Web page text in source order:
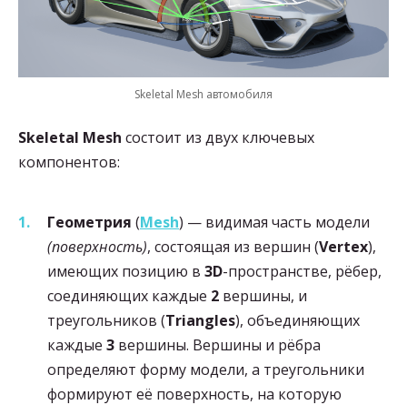
Skeletal Mesh автомобиля
Skeletal Mesh состоит из двух ключевых
компонентов:
Геометрия (Mesh) — видимая часть модели
(поверхность), состоящая из вершин (Vertex),
имеющих позицию в 3D-пространстве, рёбер,
соединяющих каждые 2 вершины, и
треугольников (Triangles), объединяющих
каждые 3 вершины. Вершины и рёбра
определяют форму модели, а треугольники
формируют её поверхность, на которую